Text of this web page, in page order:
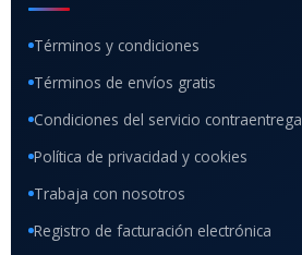
Términos y condiciones
Términos de envíos gratis
Condiciones del servicio contraentrega
Política de privacidad y cookies
Trabaja con nosotros
Registro de facturación electrónica